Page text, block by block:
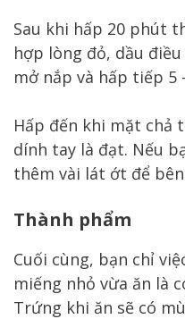
Sau khi hấp 20 phút
hợp lòng đỏ, dầu
mở nắp và hấp tiếp 5
Hấp đến khi mặt chả
dính tay là đạt. Nếu
thêm vài lát ớt để
Thành phẩm
Cuối cùng, bạn chỉ
miếng nhỏ vừa ăn là
Trứng khi ăn sẽ có